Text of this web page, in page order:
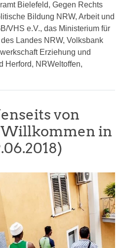
Bielefeld, Gegen Rechts
Bildung NRW, Arbeit und
VHS e.V., das Ministerium für
Landes NRW, Volksbank
Erziehung und
Herford, NRWeltoffen,
von
Willkommen in